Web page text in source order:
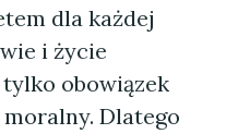
dla każdej
i życie
obowiązek
Dlatego